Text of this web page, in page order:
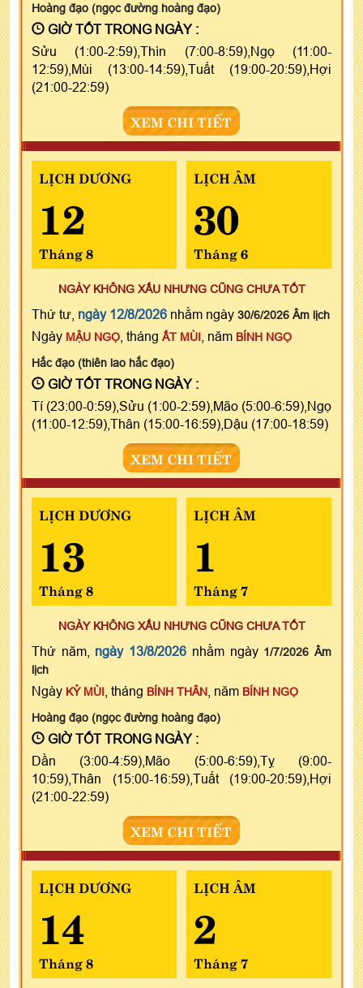
Hoàng đạo (ngọc đường hoàng đạo)
GIỜ TỐT TRONG NGÀY :
Sửu (1:00-2:59),Thìn (7:00-8:59),Ngọ (11:00-
12:59),Mùi (13:00-14:59),Tuất (19:00-20:59),Hợi
(21:00-22:59)
XEM CHI TIẾT
LỊCH DƯƠNG
12
Tháng 8
LỊCH ÂM
30
Tháng 6
NGÀY KHÔNG XẤU NHƯNG CŨNG CHƯA TỐT
Thứ tư, ngày 12/8/2026 nhằm ngày 30/6/2026 Âm lịch
Ngày MẬU NGỌ , tháng ẤT MÙI , năm BÍNH NGỌ
Hắc đạo (thiên lao hắc đạo)
GIỜ TỐT TRONG NGÀY :
Tí (23:00-0:59),Sửu (1:00-2:59),Mão (5:00-6:59),Ngọ
(11:00-12:59),Thân (15:00-16:59),Dậu (17:00-18:59)
XEM CHI TIẾT
LỊCH DƯƠNG
13
Tháng 8
LỊCH ÂM
1
Tháng 7
NGÀY KHÔNG XẤU NHƯNG CŨNG CHƯA TỐT
Thứ năm, ngày 13/8/2026 nhằm ngày 1/7/2026 Âm
lịch
Ngày KỶ MÙI , tháng BÍNH THÂN , năm BÍNH NGỌ
Hoàng đạo (ngọc đường hoàng đạo)
GIỜ TỐT TRONG NGÀY :
Dần (3:00-4:59),Mão (5:00-6:59),Tỵ (9:00-
10:59),Thân (15:00-16:59),Tuất (19:00-20:59),Hợi
(21:00-22:59)
XEM CHI TIẾT
LỊCH DƯƠNG
14
Tháng 8
LỊCH ÂM
2
Tháng 7